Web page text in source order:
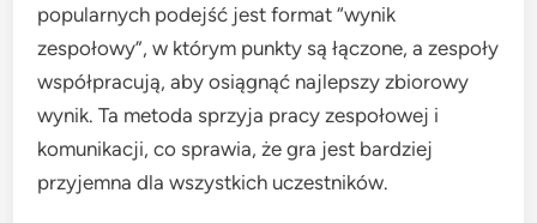
popularnych podejść jest format “wynik
zespołowy”, w którym punkty są łączone, a zespoły
współpracują, aby osiągnąć najlepszy zbiorowy
wynik. Ta metoda sprzyja pracy zespołowej i
komunikacji, co sprawia, że gra jest bardziej
przyjemna dla wszystkich uczestników.